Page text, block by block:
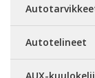
Autotelineet